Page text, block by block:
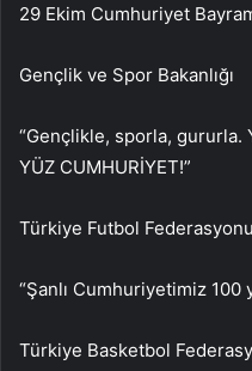
29 Ekim Cumhuriyet
Gençlik ve Spor Bakanlığı
“Gençlikle, sporla, gururla.
YÜZ CUMHURİYET!”
Türkiye Futbol Federasyonu
“Şanlı Cumhuriyetimiz 100
Türkiye Basketbol